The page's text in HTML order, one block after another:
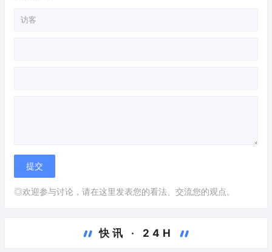
◎欢迎参与讨论，请在这里发表您的看法、交流您的观点。
快讯 · 24H